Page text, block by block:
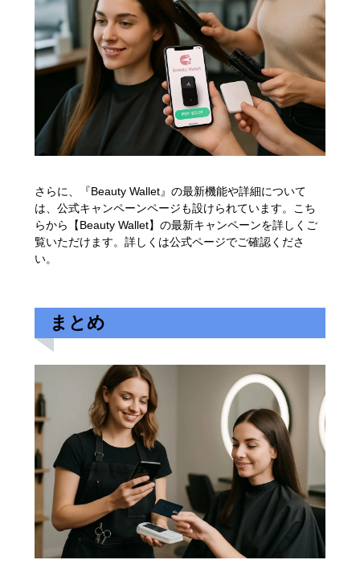
さらに、『Beauty Wallet』の最新機能や詳細について
は、公式キャンペーンページも設けられています。こち
らから【Beauty Wallet】の最新キャンペーンを詳しくご
覧いただけます。 詳しくは公式ページでご確認くださ
い。
まとめ